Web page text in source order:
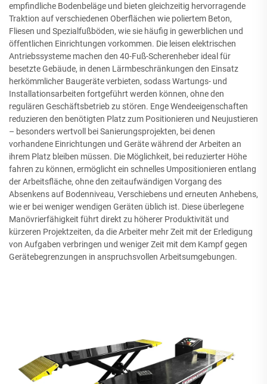
empfindliche Bodenbeläge und bieten gleichzeitig hervorragende
Traktion auf verschiedenen Oberflächen wie poliertem Beton,
Fliesen und Spezialfußböden, wie sie häufig in gewerblichen und
öffentlichen Einrichtungen vorkommen. Die leisen elektrischen
Antriebssysteme machen den 40-Fuß-Scherenheber ideal für
besetzte Gebäude, in denen Lärmbeschränkungen den Einsatz
herkömmlicher Baugeräte verbieten, sodass Wartungs- und
Installationsarbeiten fortgeführt werden können, ohne den
regulären Geschäftsbetrieb zu stören. Enge Wendeeigenschaften
reduzieren den benötigten Platz zum Positionieren und Neujustieren
– besonders wertvoll bei Sanierungsprojekten, bei denen
vorhandene Einrichtungen und Geräte während der Arbeiten an
ihrem Platz bleiben müssen. Die Möglichkeit, bei reduzierter Höhe
fahren zu können, ermöglicht ein schnelles Umpositionieren entlang
der Arbeitsfläche, ohne den zeitaufwändigen Vorgang des
Absenkens auf Bodenniveau, Verschiebens und erneuten Anhebens,
wie er bei weniger wendigen Geräten üblich ist. Diese überlegene
Manövrierfähigkeit führt direkt zu höherer Produktivität und
kürzeren Projektzeiten, da die Arbeiter mehr Zeit mit der Erledigung
von Aufgaben verbringen und weniger Zeit mit dem Kampf gegen
Gerätebegrenzungen in anspruchsvollen Arbeitsumgebungen.